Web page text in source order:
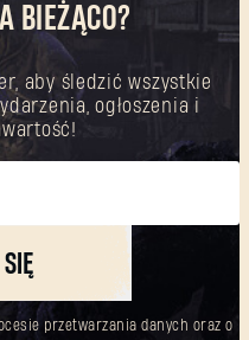
BIEŻĄCO?
aby śledzić wszystkie
ogłoszenia i
przetwarzania danych oraz o